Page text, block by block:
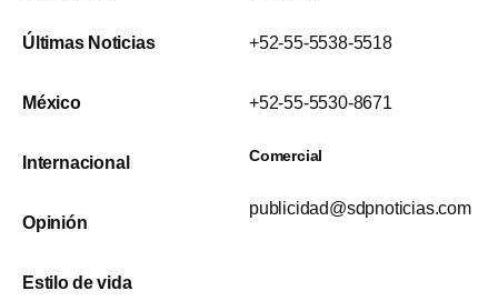
Últimas Noticias
México
Internacional
Opinión
Estilo de vida
+52-55-5538-5518
+52-55-5530-8671
Comercial
publicidad@sdpnoticias.com